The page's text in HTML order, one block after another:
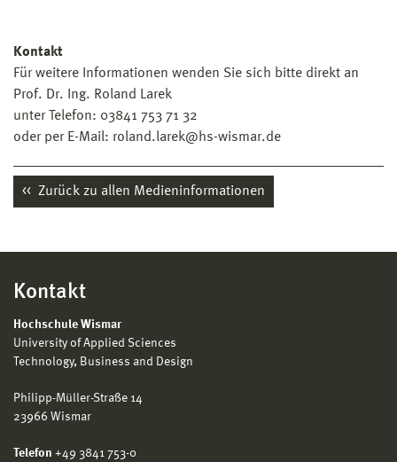
Kontakt
Für weitere Informationen wenden Sie sich bitte direkt an
Prof. Dr. Ing. Roland Larek
unter Telefon: 03841 753 71 32
oder per E-Mail: roland.larek@hs-wismar.de
Zurück zu allen Medieninformationen
Kontakt
Hochschule Wismar
University of Applied Sciences
Technology, Business and Design
Philipp-Müller-Straße 14
23966 Wismar
Telefon +49 3841 753-0